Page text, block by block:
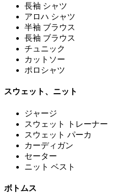
長袖 シャツ
アロハ シャツ
半袖 ブラウス
長袖 ブラウス
チュニック
カットソー
ポロシャツ
スウェット、ニット
ジャージ
スウェット トレーナー
スウェット パーカ
カーディガン
セーター
ニット ベスト
ボトムス